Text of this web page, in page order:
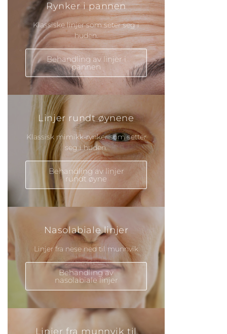
Rynker i pannen
Klassiske linjer som seter seg i
huden.
Behandling av linjer i
pannen
Linjer rundt øynene
Klassisk mimikk-rynker som setter
seg i huden.
Behandling av linjer
rundt øyne
Nasolabiale linjer
Linjer fra nese ned til munnvik
Behandling av
nasolabiale linjer
Linjer fra munnvik til